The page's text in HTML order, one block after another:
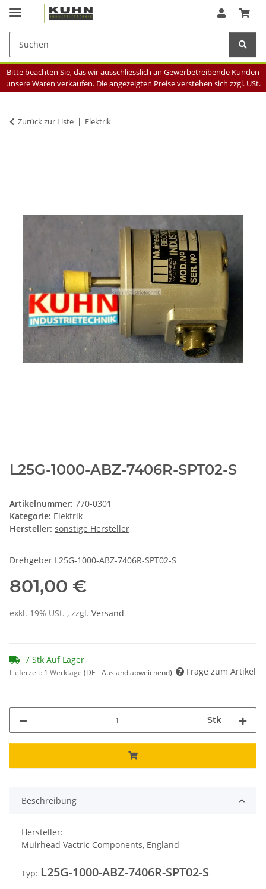
Bitte beachten Sie, das wir ausschliesslich an Gewerbetreibende Kunden
unsere Waren verkaufen. Die angezeigten Preise verstehen sich zzgl. USt.
Zurück zur Liste Elektrik
L25G-1000-ABZ-7406R-SPT02-S
Artikelnummer: 770-0301
Kategorie: Elektrik
Hersteller: sonstige Hersteller
Drehgeber L25G-1000-ABZ-7406R-SPT02-S
801,00 €
exkl. 19% USt. , zzgl. Versand
7 Stk Auf Lager
Lieferzeit: 1 Werktage (DE - Ausland abweichend) Frage zum Artikel
Stk
Beschreibung
Hersteller:
Muirhead Vactric Components, England
Typ: L25G-1000-ABZ-7406R-SPT02-S